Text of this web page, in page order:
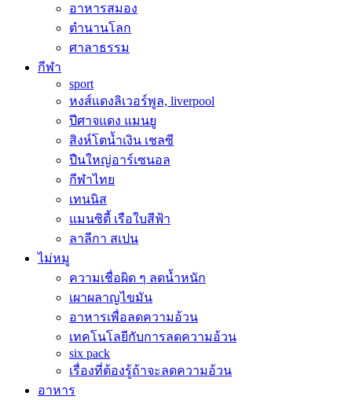
อาหารสมอง
ตำนานโลก
ศาลาธรรม
กีฬา
sport
หงส์แดงลิเวอร์พูล, liverpool
ปีศาจแดง แมนยู
สิงห์โตน้ำเงิน เชลซี
ปืนใหญ่อาร์เซนอล
กีฬาไทย
เทนนิส
แมนซิตี้ เรือใบสีฟ้า
ลาลีกา สเปน
ไม่หมู
ความเชื่อผิด ๆ ลดน้ำหนัก
เผาผลาญไขมัน
อาหารเพื่อลดความอ้วน
เทคโนโลยีกับการลดความอ้วน
six pack
เรื่องที่ต้องรู้ถ้าจะลดความอ้วน
อาหาร